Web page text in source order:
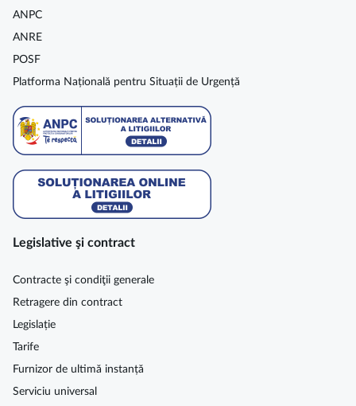
ANPC
ANRE
POSF
Platforma Națională pentru Situații de Urgență
Legislative şi contract
Contracte şi condiţii generale
Retragere din contract
Legislație
Tarife
Furnizor de ultimă instanță
Serviciu universal